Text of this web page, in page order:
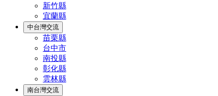
新竹縣
宜蘭縣
中台灣交流
苗栗縣
台中市
南投縣
彰化縣
雲林縣
南台灣交流